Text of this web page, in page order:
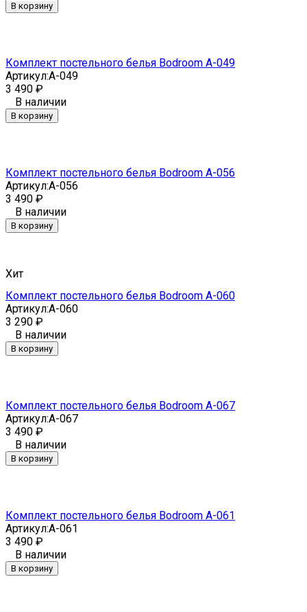
В корзину
Комплект постельного белья Bodroom A-049
Артикул:A-049
3 490 ₽
В наличии
В корзину
Комплект постельного белья Bodroom A-056
Артикул:A-056
3 490 ₽
В наличии
В корзину
Хит
Комплект постельного белья Bodroom A-060
Артикул:A-060
3 290 ₽
В наличии
В корзину
Комплект постельного белья Bodroom A-067
Артикул:A-067
3 490 ₽
В наличии
В корзину
Комплект постельного белья Bodroom A-061
Артикул:A-061
3 490 ₽
В наличии
В корзину